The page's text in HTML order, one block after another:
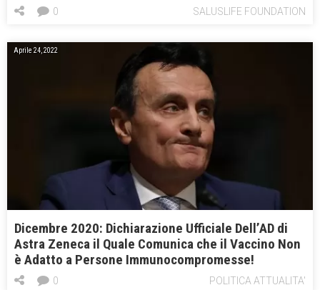
SALUSLIFE FOUNDATION
0
Aprile 24, 2022
Dicembre 2020: Dichiarazione Ufficiale Dell’AD di
Astra Zeneca il Quale Comunica che il Vaccino Non
è Adatto a Persone Immunocompromesse!
POLITICA ATTUALITA'
0